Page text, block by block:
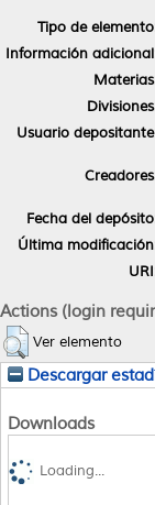
Tipo de
Información
Usuario
Fecha del
Última
Actions (login
Ver elemento
Descargar
Downloads
Loading...